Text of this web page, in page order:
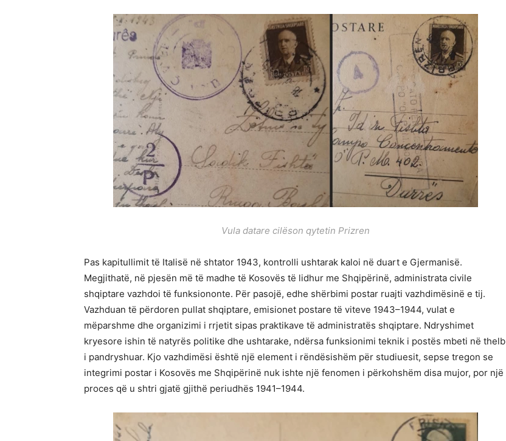
Vula datare cilëson qytetin Prizren
Pas kapitullimit të Italisë në shtator 1943, kontrolli ushtarak kaloi në duart e Gjermanisë.
Megjithatë, në pjesën më të madhe të Kosovës të lidhur me Shqipërinë, administrata civile
shqiptare vazhdoi të funksiononte. Për pasojë, edhe shërbimi postar ruajti vazhdimësinë e tij.
Vazhduan të përdoren pullat shqiptare, emisionet postare të viteve 1943–1944, vulat e
mëparshme dhe organizimi i rrjetit sipas praktikave të administratës shqiptare. Ndryshimet
kryesore ishin të natyrës politike dhe ushtarake, ndërsa funksionimi teknik i postës mbeti në thelb
i pandryshuar. Kjo vazhdimësi është një element i rëndësishëm për studiuesit, sepse tregon se
integrimi postar i Kosovës me Shqipërinë nuk ishte një fenomen i përkohshëm disa mujor, por një
proces që u shtri gjatë gjithë periudhës 1941–1944.